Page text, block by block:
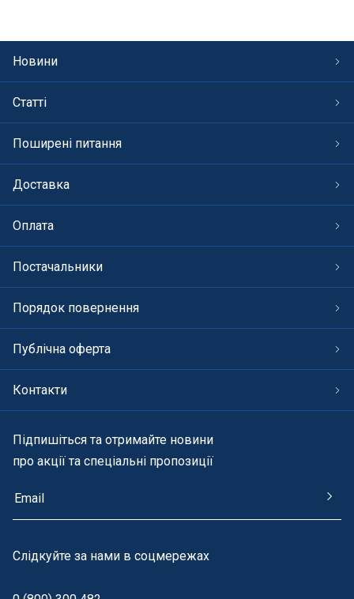
Новини
Статті
Поширені питання
Доставка
Оплата
Постачальники
Порядок повернення
Публічна оферта
Контакти
Підпишіться та отримайте новини
про акції та спеціальні пропозиції
Cлідкуйте за нами в соцмережах